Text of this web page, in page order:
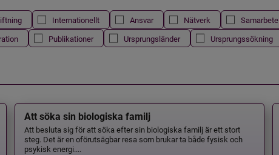
Internationellt Ansvar Nätverk Samarbete
Publikationer Ursprungsländer Ursprungssökning
Att söka sin biologiska familj
Att besluta sig för att söka efter sin biologiska familj är ett stort
steg. Det är en oförutsägbar resa som brukar ta både fysisk och
psykisk energi....